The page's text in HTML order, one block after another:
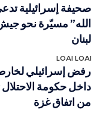
صحيفة إسرائيلية
الله” مسيّرة نحو
لبنان
LOAI LOAI
رفض إسرائيلي
داخل حكومة الاحتلال
من اتفاق غزة